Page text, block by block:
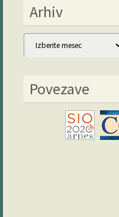
Arhiv
Arhiv
Povezave